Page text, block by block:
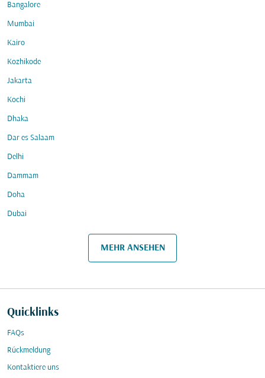
Bangalore
Mumbai
Kairo
Kozhikode
Jakarta
Kochi
Dhaka
Dar es Salaam
Delhi
Dammam
Doha
Dubai
MEHR ANSEHEN
Quicklinks
FAQs
Rückmeldung
Kontaktiere uns